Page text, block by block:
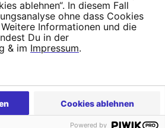
ImpressumCookie Einstellungen
ablehnen“. In diesem Fall
ohne dass Cookies
Informationen und die
Du in der
& im Impressum.
Cookies ablehnen
Powered by